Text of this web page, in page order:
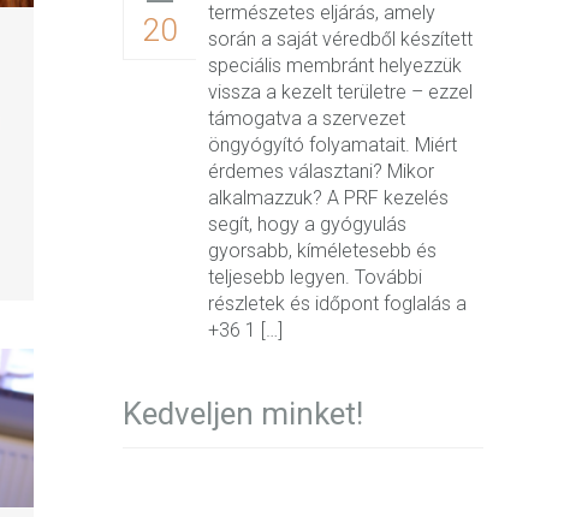
20
természetes eljárás, amely
során a saját véredből készített
speciális membránt helyezzük
vissza a kezelt területre – ezzel
támogatva a szervezet
öngyógyító folyamatait. Miért
érdemes választani? Mikor
alkalmazzuk? A PRF kezelés
segít, hogy a gyógyulás
gyorsabb, kíméletesebb és
teljesebb legyen. További
részletek és időpont foglalás a
+36 1 […]
Kedveljen minket!